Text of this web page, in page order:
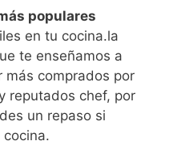
populares
en tu cocina.la
te enseñamos a
más comprados por
reputados chef, por
un repaso si